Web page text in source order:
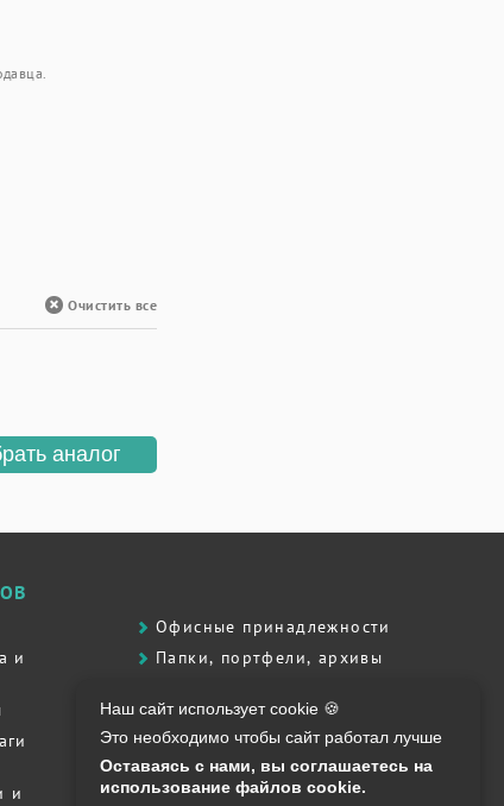
Очистить все
аналог
и
и
Офисные принадлежности
Папки, портфели, архивы
Продукты питания
Сувенирная продукция
Товары для творчества
Наш сайт использует cookie 🍪
Это необходимо чтобы сайт работал лучше
Оставаясь с нами, вы соглашаетесь на
использование файлов cookie.